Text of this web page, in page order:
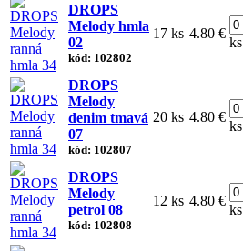
DROPS
Melody hmla
02
kód: 102802
17 ks 4.80 €
ks
DROPS
Melody
denim tmavá
07
kód: 102807
20 ks 4.80 €
ks
DROPS
Melody
petrol 08
kód: 102808
12 ks 4.80 €
ks